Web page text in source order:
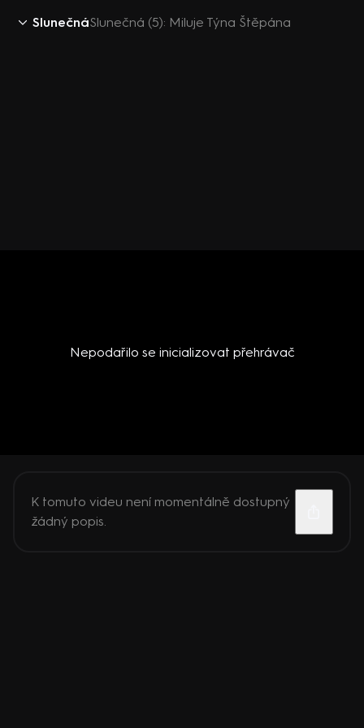
SlunečnáSlunečná (5): Miluje Týna Štěpána
Nepodařilo se inicializovat přehrávač
K tomuto videu není momentálně dostupný
žádný popis.